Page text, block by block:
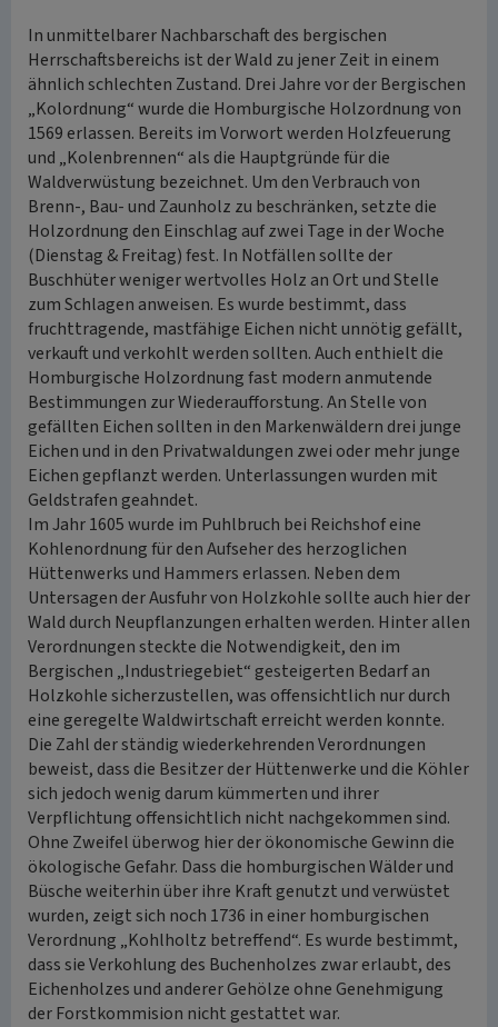
In unmittelbarer Nachbarschaft des bergischen
Herrschaftsbereichs ist der Wald zu jener Zeit in einem
ähnlich schlechten Zustand. Drei Jahre vor der Bergischen
„Kolordnung“ wurde die Homburgische Holzordnung von
1569 erlassen. Bereits im Vorwort werden Holzfeuerung
und „Kolenbrennen“ als die Hauptgründe für die
Waldverwüstung bezeichnet. Um den Verbrauch von
Brenn-, Bau- und Zaunholz zu beschränken, setzte die
Holzordnung den Einschlag auf zwei Tage in der Woche
(Dienstag & Freitag) fest. In Notfällen sollte der
Buschhüter weniger wertvolles Holz an Ort und Stelle
zum Schlagen anweisen. Es wurde bestimmt, dass
fruchttragende, mastfähige Eichen nicht unnötig gefällt,
verkauft und verkohlt werden sollten. Auch enthielt die
Homburgische Holzordnung fast modern anmutende
Bestimmungen zur Wiederaufforstung. An Stelle von
gefällten Eichen sollten in den Markenwäldern drei junge
Eichen und in den Privatwaldungen zwei oder mehr junge
Eichen gepflanzt werden. Unterlassungen wurden mit
Geldstrafen geahndet.
Im Jahr 1605 wurde im Puhlbruch bei Reichshof eine
Kohlenordnung für den Aufseher des herzoglichen
Hüttenwerks und Hammers erlassen. Neben dem
Untersagen der Ausfuhr von Holzkohle sollte auch hier der
Wald durch Neupflanzungen erhalten werden. Hinter allen
Verordnungen steckte die Notwendigkeit, den im
Bergischen „Industriegebiet“ gesteigerten Bedarf an
Holzkohle sicherzustellen, was offensichtlich nur durch
eine geregelte Waldwirtschaft erreicht werden konnte.
Die Zahl der ständig wiederkehrenden Verordnungen
beweist, dass die Besitzer der Hüttenwerke und die Köhler
sich jedoch wenig darum kümmerten und ihrer
Verpflichtung offensichtlich nicht nachgekommen sind.
Ohne Zweifel überwog hier der ökonomische Gewinn die
ökologische Gefahr. Dass die homburgischen Wälder und
Büsche weiterhin über ihre Kraft genutzt und verwüstet
wurden, zeigt sich noch 1736 in einer homburgischen
Verordnung „Kohlholtz betreffend“. Es wurde bestimmt,
dass sie Verkohlung des Buchenholzes zwar erlaubt, des
Eichenholzes und anderer Gehölze ohne Genehmigung
der Forstkommision nicht gestattet war.